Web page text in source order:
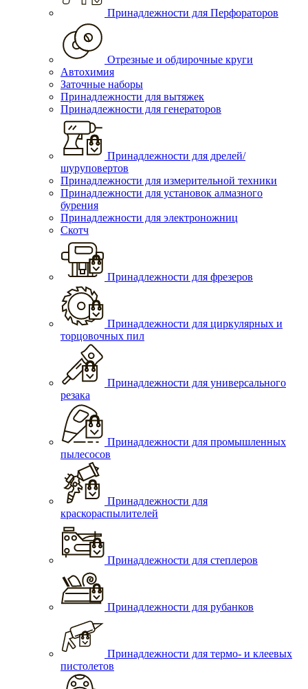
Принадлежности для Перфораторов
Отрезные и обдирочные круги
Автохимия
Заточные наборы
Принадлежности для вытяжек
Принадлежности для генераторов
Принадлежности для дрелей/
шуруповертов
Принадлежности для измерительной техники
Принадлежности для установок алмазного
бурения
Принадлежности для электроножниц
Скотч
Принадлежности для фрезеров
Принадлежности для циркулярных и
торцовочных пил
Принадлежности для универсального
резака
Принадлежности для промышленных
пылесосов
Принадлежности для
краскораспылителей
Принадлежности для степлеров
Принадлежности для рубанков
Принадлежности для термо- и клеевых
пистолетов